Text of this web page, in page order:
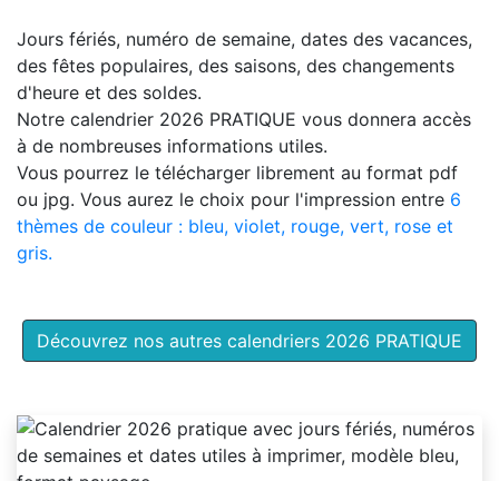
Jours fériés, numéro de semaine, dates des vacances,
des fêtes populaires, des saisons, des changements
d'heure et des soldes.
Notre calendrier 2026 PRATIQUE vous donnera accès
à de nombreuses informations utiles.
Vous pourrez le télécharger librement au format pdf
ou jpg. Vous aurez le choix pour l'impression entre 6
thèmes de couleur : bleu, violet, rouge, vert, rose et
gris.
Découvrez nos autres calendriers 2026 PRATIQUE